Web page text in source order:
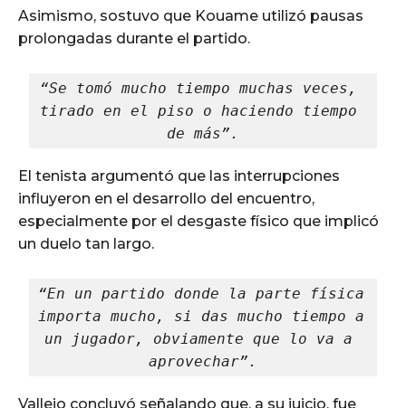
Asimismo, sostuvo que Kouame utilizó pausas
prolongadas durante el partido.
“Se tomó mucho tiempo muchas veces,
tirado en el piso o haciendo tiempo
de más”.
El tenista argumentó que las interrupciones
influyeron en el desarrollo del encuentro,
especialmente por el desgaste físico que implicó
un duelo tan largo.
“En un partido donde la parte física
importa mucho, si das mucho tiempo a
un jugador, obviamente que lo va a
aprovechar”.
Vallejo concluyó señalando que, a su juicio, fue